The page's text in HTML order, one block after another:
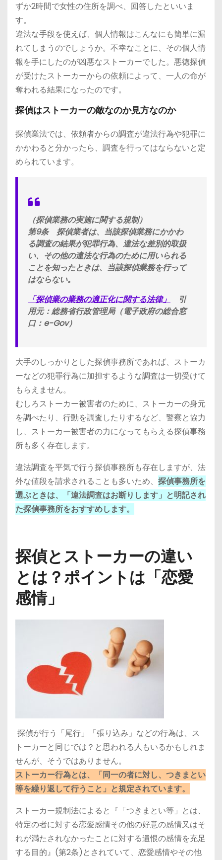
ずか2時間で女性の住所を調べ、回答したといいま
す。
違法な手段を使えば、個人情報はこんなにも簡単に漏
れてしまうのでしょうか。不幸なことに、その個人情
報を手にしたのが凶悪なストーカーでした。悪徳探偵
が受けたストーカーからの依頼によって、一人の命が
奪われる結果になったのです。
探偵はストーカーの敵なのか見方なのか
探偵業法では、依頼者からの調査が違法行為や犯罪に
かかわると分かったら、調査を行ってはならないと定
められています。
（探偵業務の実施に関する規制）
第9条 探偵業者は、当該探偵業務にかかわ
る調査の結果が犯罪行為、違法な差別的取扱
い、その他の違法な行為のために用いられる
ことを知ったときは、当該探偵業務を行って
はならない。
「探偵業の業務の適正化に関する法律」
引
用元：総務省行政管理局（電子政府の総合窓
口：e-Gov）
大手のしっかりとした探偵事務所であれば、ストーカ
ーなどの犯罪行為に加担するような調査は一切受けて
もらえません。
むしろストーカー被害者のために、ストーカーの身元
を調べたり、行動を調査したりするなど、警察と協力
し、ストーカー被害者の力になってもらえる探偵事務
所も多く存在します。
違法調査を平気で行う探偵事務所も存在しますが、法
外な値段を請求されることも多いため、 探偵事務所を
選ぶときは、「違法調査はお断りします」と明記され
た探偵事務所をおすすめします。
探偵とストーカーの違い
とは？ポイントは「恋愛
感情」
探偵が行う「尾行」「張り込み」などの行為は、ス
トーカーと同じでは？と思われる人もいるかもしれま
せんが、そうではありません。
ストーカー行為とは、「同一の者に対し、つきまとい
等を繰り返して行うこと」と規定されています。
ストーカー規制法によると『「つきまとい等」とは、
特定の者に対する恋愛感情その他の好意の感情又はそ
れが満たされなかったことに対する遺恨の感情を充足
する目的』(第2条)とされていて、恋愛感情やその他